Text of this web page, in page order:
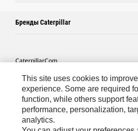
Бренды Caterpillar
Caterpillar.com
Связаться С Caterpillar
Карта Сайта
Cookie Settings
Юридическая Информация
This site uses cookies to
experience. Some are required
function, while others support
performance, personalization,
analytics.